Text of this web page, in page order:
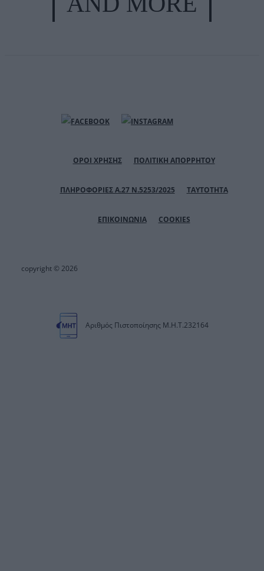
ΟΡΟΙ ΧΡΗΣΗΣ ΠΟΛΙΤΙΚΗ ΑΠΟΡΡΗΤΟΥ
ΠΛΗΡΟΦΟΡΙΕΣ Α.27 Ν.5253/2025 ΤΑΥΤΟΤΗΤΑ
ΕΠΙΚΟΙΝΩΝΙΑ COOKIES
copyright © 2026
Αριθμός Πιστοποίησης Μ.Η.Τ.232164